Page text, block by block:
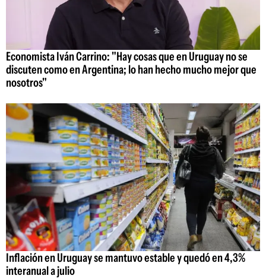
Economista Iván Carrino: "Hay cosas que en Uruguay no se
discuten como en Argentina; lo han hecho mucho mejor que
nosotros"
Inflación en Uruguay se mantuvo estable y quedó en 4,3%
interanual a julio